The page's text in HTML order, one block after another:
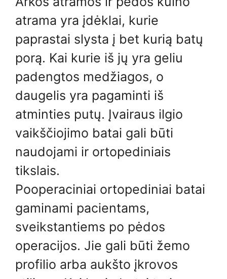
atrama yra įdėklai, kurie
paprastai slysta į bet kurią batų
porą. Kai kurie iš jų yra geliu
padengtos medžiagos, o
daugelis yra pagaminti iš
atminties putų. Įvairaus ilgio
vaikščiojimo batai gali būti
naudojami ir ortopediniais
tikslais.
Pooperaciniai ortopediniai batai
gaminami pacientams,
sveikstantiems po pėdos
operacijos. Jie gali būti žemo
profilio arba aukšto įkrovos